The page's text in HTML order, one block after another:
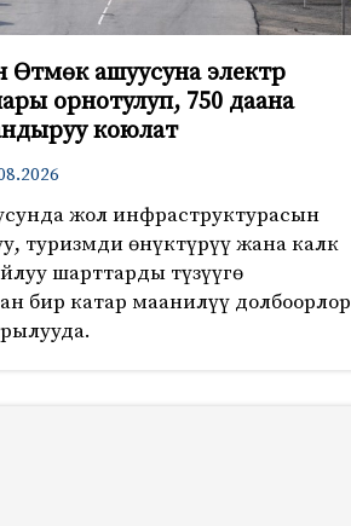
Өтмөк ашуусуна электр
орнотулуп, 750 даана
коюлат
жол инфраструктурасын
туризмди өнүктүрүү жана калк
шарттарды түзүүгө
бир катар маанилүү долбоорлор